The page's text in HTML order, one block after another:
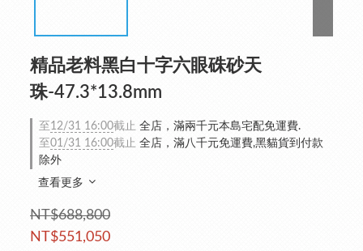
精品老料黑白十字六眼硃砂天
珠-47.3*13.8mm
至 12/31 16:00截止 全店，滿兩千元本島宅配免運費.
至01/31 16:00截止 全店，滿八千元免運費,黑貓貨到付款
除外
查看更多
NT$688,800
NT$551,050